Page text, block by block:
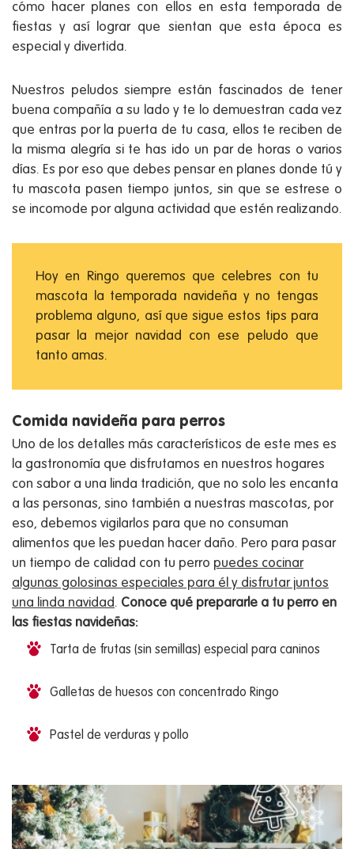
cómo hacer planes con ellos en esta temporada de
fiestas y así lograr que sientan que esta época es
especial y divertida.
Nuestros peludos siempre están fascinados de tener
buena compañía a su lado y te lo demuestran cada vez
que entras por la puerta de tu casa, ellos te reciben de
la misma alegría si te has ido un par de horas o varios
días. Es por eso que debes pensar en planes donde tú y
tu mascota pasen tiempo juntos, sin que se estrese o
se incomode por alguna actividad que estén realizando.
Hoy en Ringo queremos que celebres con tu
mascota la temporada navideña y no tengas
problema alguno, así que sigue estos tips para
pasar la mejor navidad con ese peludo que
tanto amas.
Comida navideña para perros
Uno de los detalles más característicos de este mes es
la gastronomía que disfrutamos en nuestros hogares
con sabor a una linda tradición, que no solo les encanta
a las personas, sino también a nuestras mascotas, por
eso, debemos vigilarlos para que no consuman
alimentos que les puedan hacer daño. Pero para pasar
un tiempo de calidad con tu perro puedes cocinar
algunas golosinas especiales para él y disfrutar juntos
una linda navidad. Conoce qué prepararle a tu perro en
las fiestas navideñas:
Tarta de frutas (sin semillas) especial para caninos
Galletas de huesos con concentrado Ringo
Pastel de verduras y pollo